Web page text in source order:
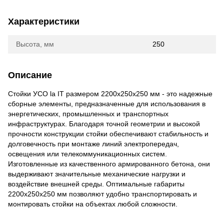
Характеристики
Высота, мм 250
Описание
Стойки УСО la IT размером 2200x250x250 мм - это надежные
сборные элементы, предназначенные для использования в
энергетических, промышленных и транспортных
инфраструктурах. Благодаря точной геометрии и высокой
прочности конструкции стойки обеспечивают стабильность и
долговечность при монтаже линий электропередач,
освещения или телекоммуникационных систем.
Изготовленные из качественного армированного бетона, они
выдерживают значительные механические нагрузки и
воздействие внешней среды. Оптимальные габариты
2200x250x250 мм позволяют удобно транспортировать и
монтировать стойки на объектах любой сложности.